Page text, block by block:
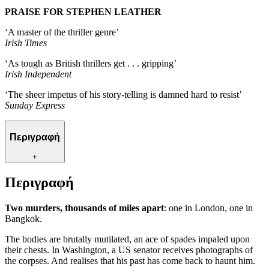
PRAISE FOR STEPHEN LEATHER
‘A master of the thriller genre’
Irish Times
‘As tough as British thrillers get . . . gripping’
Irish Independent
‘The sheer impetus of his story-telling is damned hard to resist’
Sunday Express
Περιγραφή
+
Περιγραφή
Two murders, thousands of miles apart: one in London, one in
Bangkok.
The bodies are brutally mutilated, an ace of spades impaled upon
their chests. In Washington, a US senator receives photographs of
the corpses. And realises that his past has come back to haunt him.